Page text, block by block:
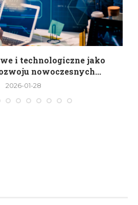
i technologiczne jako
nowoczesnych...
2026-01-28